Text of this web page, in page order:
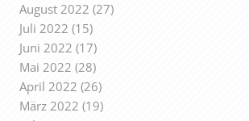
August 2022 (27)
Juli 2022 (15)
Juni 2022 (17)
Mai 2022 (28)
April 2022 (26)
März 2022 (19)